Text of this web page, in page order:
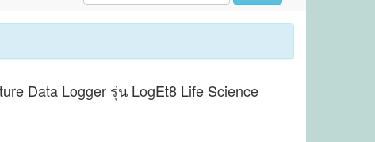
Data Logger รุ่น LogEt8 Life Science